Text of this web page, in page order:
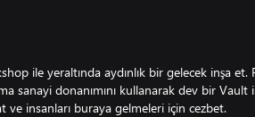
ile yeraltında aydınlık bir gelecek inşa
sanayi donanımını kullanarak dev bir Vault
ve insanları buraya gelmeleri için cezbet.